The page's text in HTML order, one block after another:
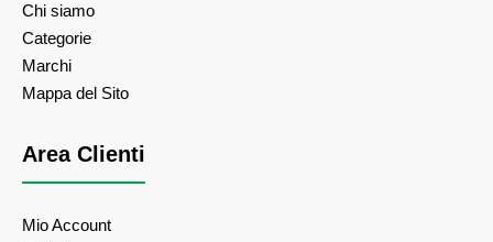
Chi siamo
Categorie
Marchi
Mappa del Sito
Area Clienti
Mio Account